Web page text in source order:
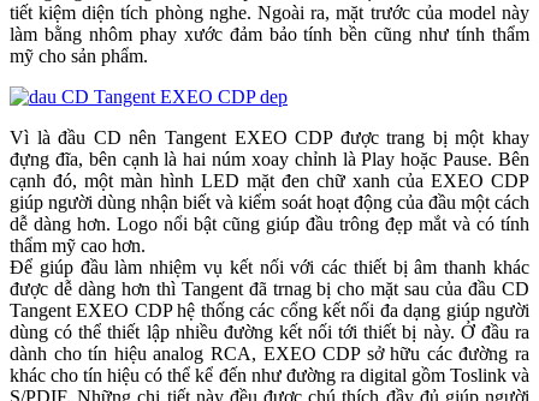
tiết kiệm diện tích phòng nghe. Ngoài ra, mặt trước của model này
làm bằng nhôm phay xước đảm bảo tính bền cũng như tính thẩm
mỹ cho sản phẩm.
Vì là đầu CD nên Tangent EXEO CDP được trang bị một khay
đựng đĩa, bên cạnh là hai núm xoay chỉnh là Play hoặc Pause. Bên
cạnh đó, một màn hình LED mặt đen chữ xanh của EXEO CDP
giúp người dùng nhận biết và kiểm soát hoạt động của đầu một cách
dễ dàng hơn. Logo nổi bật cũng giúp đầu trông đẹp mắt và có tính
thẩm mỹ cao hơn.
Để giúp đầu làm nhiệm vụ kết nối với các thiết bị âm thanh khác
được dễ dàng hơn thì Tangent đã trnag bị cho mặt sau của đầu CD
Tangent EXEO CDP hệ thống các cổng kết nối đa dạng giúp người
dùng có thể thiết lập nhiều đường kết nối tới thiết bị này. Ở đầu ra
dành cho tín hiệu analog RCA, EXEO CDP sở hữu các đường ra
khác cho tín hiệu có thể kể đến như đường ra digital gồm Toslink và